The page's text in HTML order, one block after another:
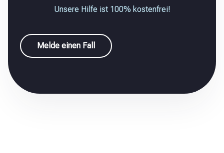
Unsere Hilfe ist 100% kostenfrei!
Melde einen Fall